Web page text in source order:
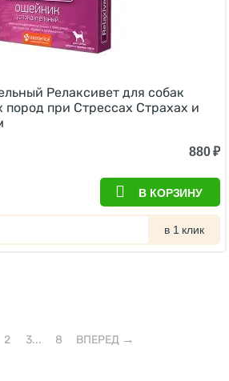
Релаксивет для собак
при Стрессах Страхах и
880₽
В КОРЗИНУ
в 1 клик
2 3... 8 ВПЕРЕД